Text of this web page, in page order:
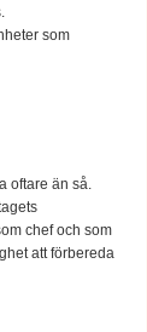
som
oftare än så.
chef och som
att förbereda